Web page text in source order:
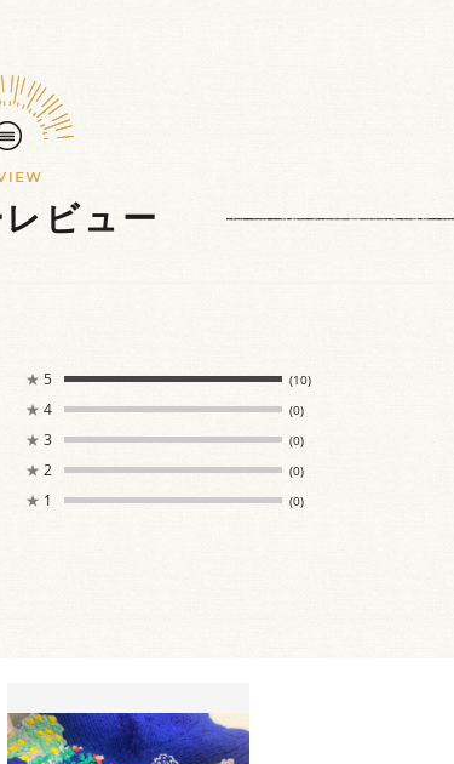
ビュー
★ 5 (10)
★ 4 (0)
★ 3 (0)
★ 2 (0)
★ 1 (0)